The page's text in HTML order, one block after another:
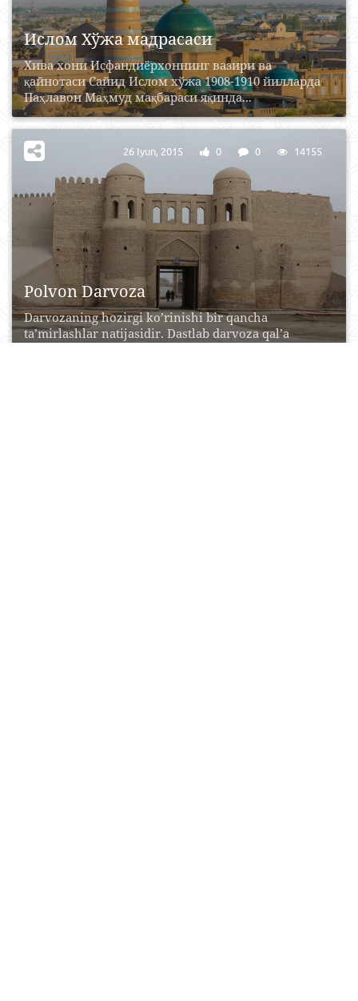
Ислом Хўжа мадрасаси
Хива хони Исфандиёрхоннинг вазири ва
қайнотаси Сайид Ислом хўжа 1908-1910 йилларда
Паҳлавон Маҳмуд мақбараси яқинда...
Polvon Darvoza
Darvozaning hozirgi ko’rinishi bir qancha
ta’mirlashlar natijasidir. Dastlab darvoza qal’a
26 Iyun, 2015 0 0 14155